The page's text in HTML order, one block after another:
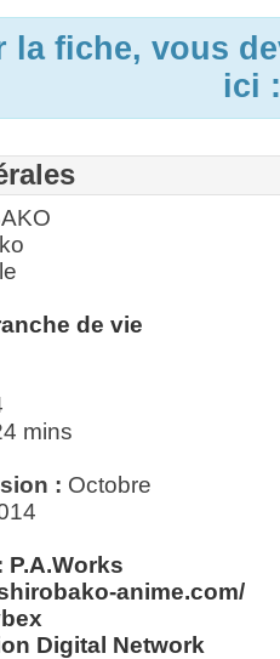
la fiche, vous
ici
de vie
mins
: Octobre
P.A.Works
anime.com/
Digital Network